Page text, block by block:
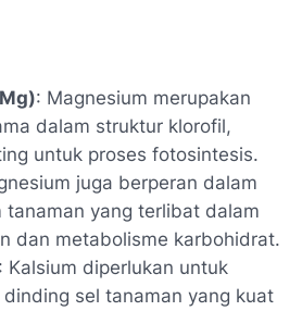
: Magnesium merupakan
dalam struktur klorofil,
untuk proses fotosintesis.
juga berperan dalam
tanaman yang terlibat dalam
dan metabolisme karbohidrat.
: Kalsium diperlukan untuk
sel tanaman yang kuat